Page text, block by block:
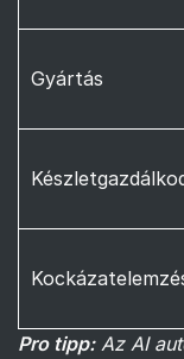
Gyártás
Pro tipp: Az AI